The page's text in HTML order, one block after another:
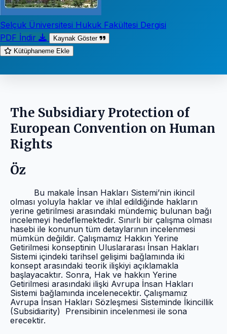
Selçuk Üniversitesi Hukuk Fakültesi Dergisi
PDF İndir
Kaynak Göster
Kütüphaneme Ekle
The Subsidiary Protection of
European Convention on Human
Rights
Öz
Bu makale İnsan Hakları Sistemi’nin ikincil
olması yoluyla haklar ve ihlal edildiğinde hakların
yerine getirilmesi arasındaki mündemiç bulunan bağı
incelemeyi hedeflemektedir. Sınırlı bir çalışma olması
hasebi ile konunun tüm detaylarının incelenmesi
mümkün değildir. Çalışmamız Hakkın Yerine
Getirilmesi konseptinin Uluslararası İnsan Hakları
Sistemi içindeki tarihsel gelişimi bağlamında iki
konsept arasındaki teorik ilişkiyi açıklamakla
başlayacaktır. Sonra, Hak ve hakkın Yerine
Getirilmesi arasındaki ilişki Avrupa İnsan Hakları
Sistemi bağlamında incelenecektir. Çalışmamız
Avrupa İnsan Hakları Sözleşmesi Sisteminde İkincillik
(Subsidiarity) Prensibinin incelenmesi ile sona
erecektir.